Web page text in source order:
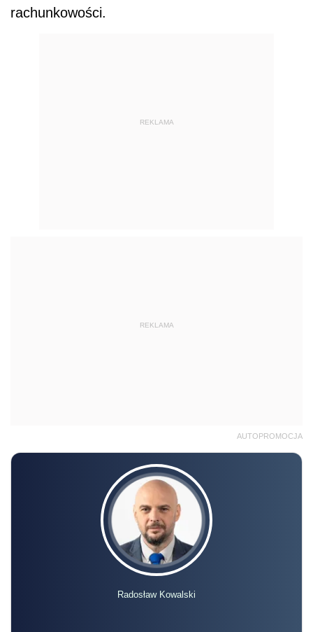
rachunkowości.
REKLAMA
REKLAMA
AUTOPROMOCJA
Radosław Kowalski